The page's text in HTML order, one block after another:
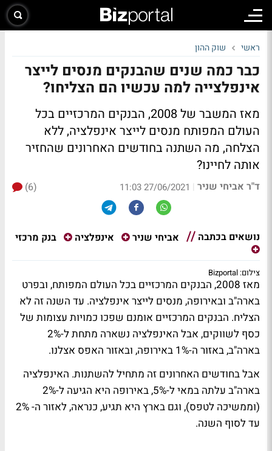
ראשי שוק ההון
כבר כמה שנים שהבנקים מנסים לייצר
אינפלצייה למה עכשיו הם הצליחו?
מאז המשבר של 2008, הבנקים המרכזיים בכל
העולם המפותח מנסים לייצר אינפלציה, ללא
הצלחה, מה השתנה בחודשים האחרונים שהחזיר
אותה לחיינו?
ד"ר אביחי שניר |
27/06/2021 11:03
(6)
נושאים בכתבה אביחי שניר אינפלציה בנק מרכזי
צילום: Bizportal
מאז 2008, הבנקים המרכזיים בכל העולם המפותח, ובפרט
בארה"ב ובאירופה, מנסים לייצר אינפלציה. עד השנה זה לא
הצליח. הבנקים המרכזיים אומנם שפכו כמויות עצומות של
כסף לשווקים, אבל האינפלציה נשארה מתחת ל-2%
בארה"ב, באזור ה-1% באירופה, ובאזור האפס אצלנו.
אבל בחודשים האחרונים זה מתחיל להשתנות. האינפלציה
בארה"ב עלתה במאי ל-5%, באירופה היא הגיעה ל-2%
(וממשיכה לטפס), וגם בארץ היא תגיע, כנראה, לאזור ה- 2%
עד לסוף השנה.